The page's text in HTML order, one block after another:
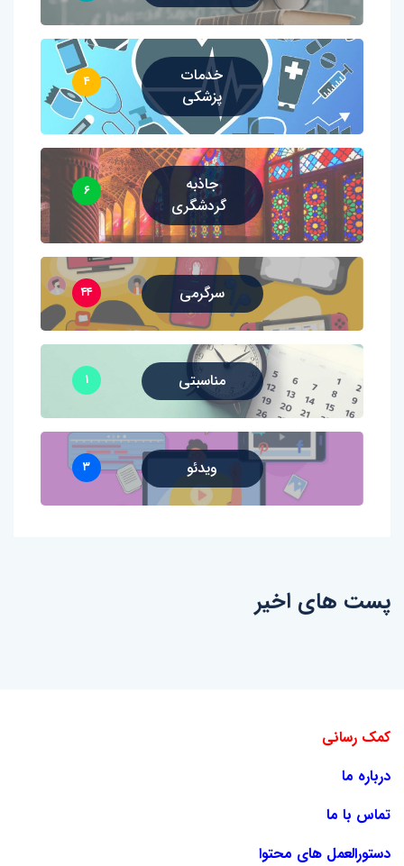
خدمات
پزشکی
۴
جاذبه
گردشگری
۶
سرگرمی ۴۴
مناسبتی ۱
ویدئو ۳
پست های اخیر
کمک رسانی
درباره ما
تماس با ما
دستورالعمل های محتوا